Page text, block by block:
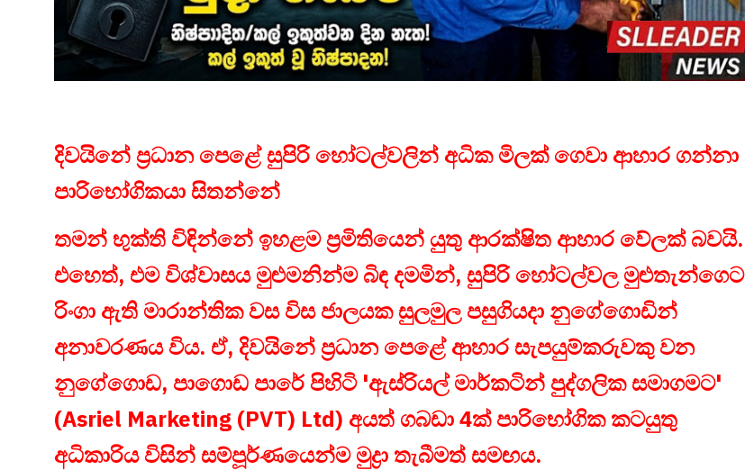
දිවයිනේ ප්‍රධාන පෙළේ සුපිරි හෝටල්වලින් අධික මිලක් ගෙවා ආහාර ගන්නා
පාරිභෝගිකයා සිතන්නේ
තමන් භුක්ති විඳින්නේ ඉහළම ප්‍රමිතියෙන් යුතු ආරක්ෂිත ආහාර වේලක් බවයි.
එහෙත්, එම විශ්වාසය මුළුමනින්ම බිඳ දමමින්, සුපිරි හෝටල්වල මුළුතැන්ගෙට
රිංගා ඇති මාරාන්තික වස විස ජාලයක සුලමුල පසුගියදා නුගේගොඩින්
අනාවරණය විය. ඒ, දිවයිනේ ප්‍රධාන පෙළේ ආහාර සැපයුම්කරුවකු වන
නුගේගොඩ, පාගොඩ පාරේ පිහිටි 'ඇස්රියල් මාර්කටින් පුද්ගලික සමාගමට'
(Asriel Marketing (PVT) Ltd) අයත් ගබඩා 4ක් පාරිභෝගික කටයුතු
අධිකාරිය විසින් සම්පූර්ණයෙන්ම මුද්‍රා තැබීමත් සමඟය.